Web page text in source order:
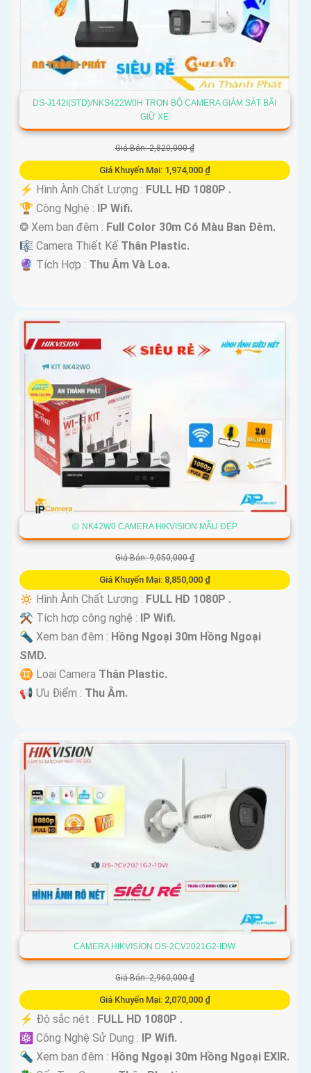
DS-J142I(STD)/NKS422W0H TRỌN BỘ CAMERA GIÁM SÁT BÃI
GIỮ XE
Giá Bán: 2,820,000 ₫
Giá Khuyến Mại: 1,974,000 ₫
️⚡ Hình Ành Chất Lượng : FULL HD 1080P .
🏆 Công Nghệ :
IP Wifi.
❂ Xem ban đêm : Full Color 30m Có Màu Ban Ðêm.
🎼️ Camera Thiết Kế Thân Plastic.
️🔮 Tích Hợp : Thu Âm Và Loa.
۞ NK42W0 CAMERA HIKVISION MẪU ĐẸP
Giá Bán: 9,050,000 ₫
Giá Khuyến Mại: 8,850,000 ₫
🔅 Hình Ành Chất Lượng : FULL HD 1080P .
⚒ Tích hợp công nghệ :
IP Wifi.
🔦 Xem ban đêm : Hồng Ngoại 30m Hồng Ngoại
SMD.
♊ Loại Camera Thân Plastic.
️📢 Ưu Điểm : Thu Âm.
CAMERA HIKVISION DS-2CV2021G2-IDW
Giá Bán: 2,960,000 ₫
Giá Khuyến Mại: 2,070,000 ₫
️⚡ Độ sắc nét : FULL HD 1080P .
⚛️ Công Nghệ Sử Dụng :
IP Wifi.
🔦 Xem ban đêm : Hồng Ngoại 30m Hồng Ngoại EXIR.